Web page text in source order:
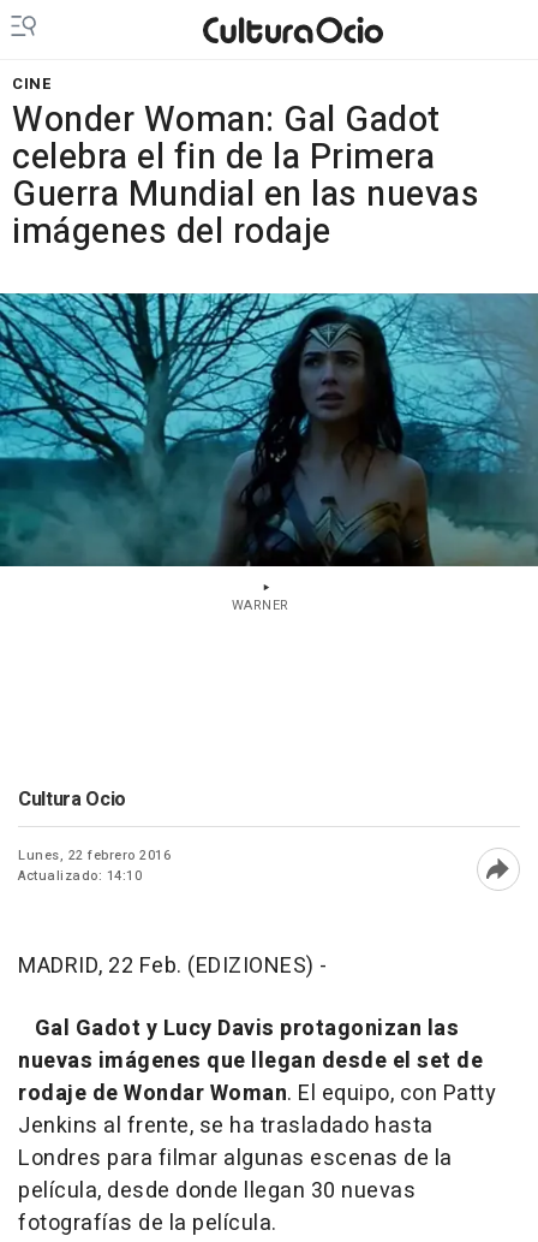
CINE
Wonder Woman: Gal Gadot
celebra el fin de la Primera
Guerra Mundial en las nuevas
imágenes del rodaje
WARNER
Cultura Ocio
Lunes, 22 febrero 2016
Actualizado: 14:10
MADRID, 22 Feb. (EDIZIONES) -
Gal Gadot y Lucy Davis protagonizan las
nuevas imágenes que llegan desde el set de
rodaje de Wondar Woman. El equipo, con Patty
Jenkins al frente, se ha trasladado hasta
Londres para filmar algunas escenas de la
película, desde donde llegan 30 nuevas
fotografías de la película.